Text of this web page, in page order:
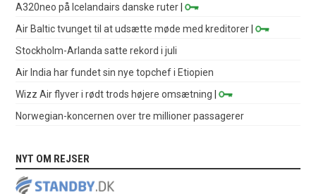
A320neo på Icelandairs danske ruter |
Air Baltic tvunget til at udsætte møde med kreditorer |
Stockholm-Arlanda satte rekord i juli
Air India har fundet sin nye topchef i Etiopien
Wizz Air flyver i rødt trods højere omsætning |
Norwegian-koncernen over tre millioner passagerer
NYT OM REJSER